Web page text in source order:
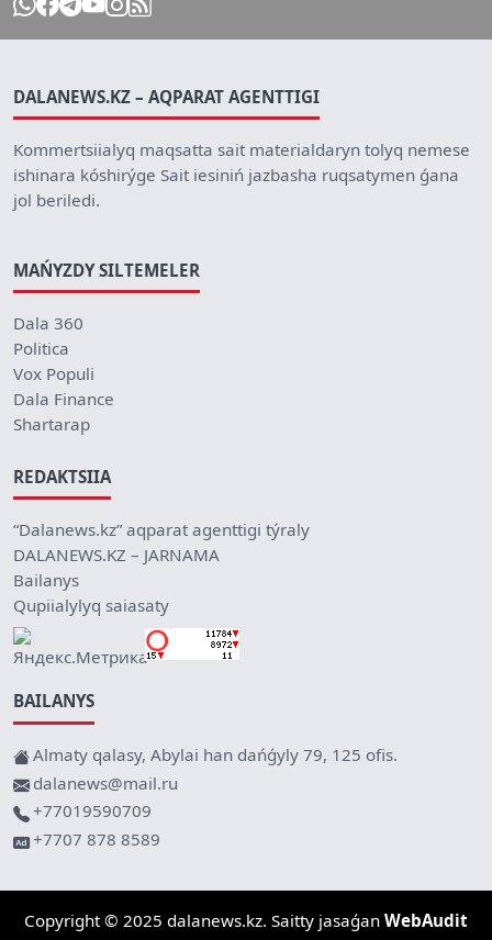
DALANEWS.KZ – AQPARAT AGENTTIGI
Kommertsiialyq maqsatta sait materialdaryn tolyq nemese
ishinara kóshirýge Sait iesiniń jazbasha ruqsatymen ǵana
jol beriledi.
MAŃYZDY SILTEMELER
Dala 360
Politica
Vox Populi
Dala Finance
Shartarap
REDAKTSIIA
“Dalanews.kz” aqparat agenttigi týraly
DALANEWS.KZ – JARNAMA
Bailanys
Qupiialylyq saiasaty
BAILANYS
Almaty qalasy, Abylai han dańǵyly 79, 125 ofis.
dalanews@mail.ru
+77019590709
+7707 878 8589
Copyright © 2025 dalanews.kz. Saitty jasaǵan WebAudit